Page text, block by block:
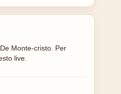
Monte-cristo. Per
live.